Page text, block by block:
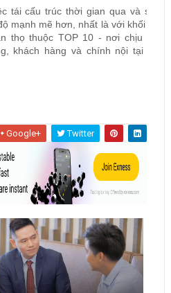
tái cấu trúc thời gian qua và sắp
mạnh mẽ hơn, nhất là với khối
thọ thuộc TOP 10 - nơi chịu áp
khách hàng và chính nội tại
Google+ Twitter